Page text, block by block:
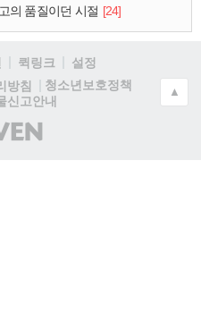
의 품질이던 시절 [24]
퀵링크
설정
방침
청소년보호정책
신고안내
(주)
인
▲